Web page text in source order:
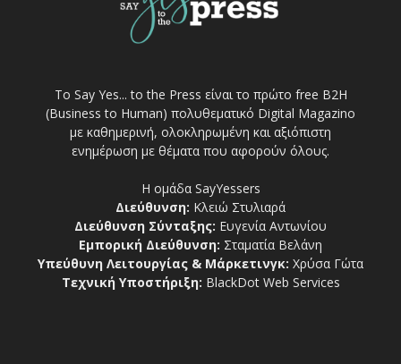
Το Say Yes... to the Press είναι το πρώτο free Β2Η
(Business to Human) πολυθεματικό Digital Magazino
με καθημερινή, ολοκληρωμένη και αξιόπιστη
ενημέρωση με θέματα που αφορούν όλους.
Η ομάδα SayYessers
Διεύθυνση: Κλειώ Στυλιαρά
Διεύθυνση Σύνταξης: Ευγενία Αντωνίου
Εμπορική Διεύθυνση: Σταματία Βελάνη
Υπεύθυνη Λειτουργίας & Μάρκετινγκ: Χρύσα Γώτα
Τεχνική Υποστήριξη: BlackDot Web Services